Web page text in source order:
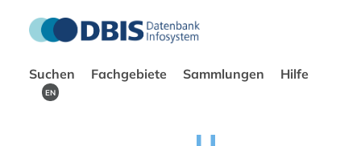
Suchen Fachgebiete Sammlungen Hilfe
EN